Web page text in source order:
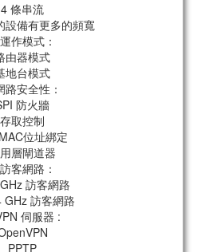
4 條串流
設備有更多的頻寬
作模式：
由器模式
地台模式
路安全性：
防火牆
存取控制
位址綁定
層閘道器
客網路：
訪客網路
GHz 訪客網路
伺服器 :
PPTP